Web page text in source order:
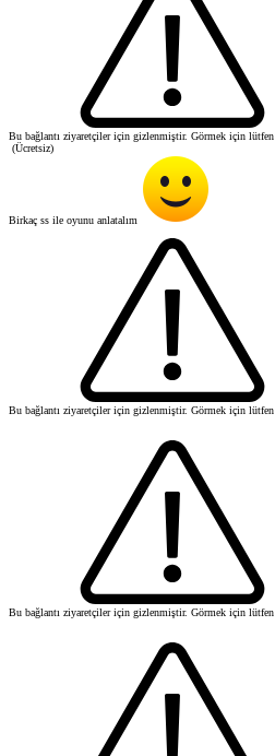
Bu bağlantı ziyaretçiler için gizlenmiştir. Görmek için lütfen
(Ücretsiz)
Birkaç ss ile oyunu anlatalım
Bu bağlantı ziyaretçiler için gizlenmiştir. Görmek için lütfen
Bu bağlantı ziyaretçiler için gizlenmiştir. Görmek için lütfen